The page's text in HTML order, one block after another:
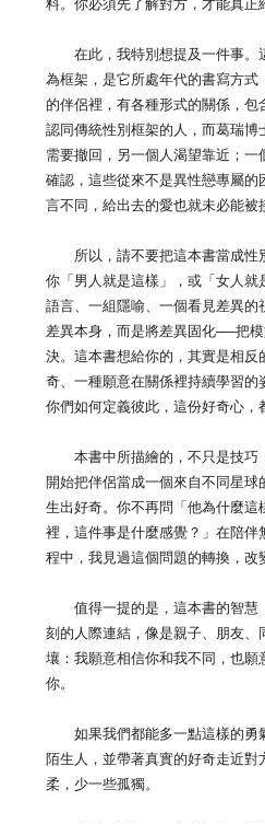
料。你必須先了解對方，才能真正
在此，我特別想提及一件事。
為框架，是它所處年代的書寫方式
的伴侶裡，有各種形式的關係，
認同傳統性別框架的人，而葛瑞博
需要撤回，另一個人渴望靠近；
確認，這些從來不是異性戀專屬
言不同，給出去的愛也就未必能被
所以，請不要把這本書當成性
你「男人就是這樣」，或「女人就
語言、一組隱喻、一個看見差異的
差異本身，而是將差異固化──把
決。這本書想給你的，其實是相
奇、一種願意在關係裡持續學習
你們如何定義彼此，這份好奇心，
本書中所描繪的，不只是技巧
開始把伴侶當成一個來自不同星球
生出好奇。你不再問「他為什麼這
裡，這件事是什麼感覺？」在陪
程中，我見過這個問題的轉換，改
值得一提的是，這本書的智慧
刻的人際連結，像是親子、朋友
壤：我願意相信你和我不同，也願
你。
如果我們都能多一點這樣的勇
陌生人，並帶著真實的好奇走近對
柔，少一些孤獨。